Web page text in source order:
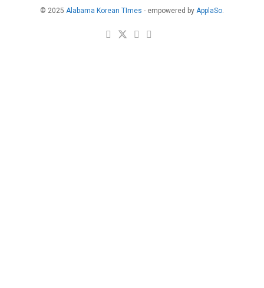
© 2025 Alabama Korean TImes - empowered by ApplaSo